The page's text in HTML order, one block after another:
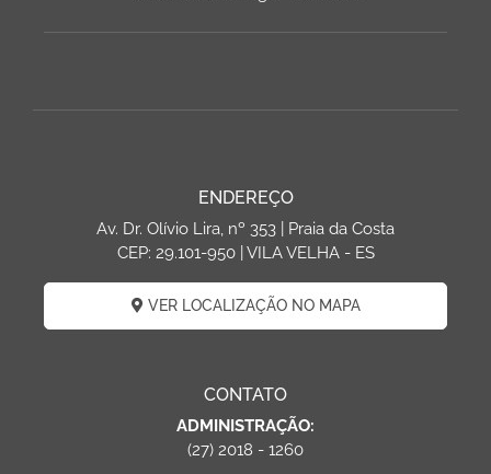
ENDEREÇO
Av. Dr. Olívio Lira, nº 353 | Praia da Costa
CEP: 29.101-950 | VILA VELHA - ES
VER LOCALIZAÇÃO NO MAPA
CONTATO
ADMINISTRAÇÃO:
(27) 2018 - 1260